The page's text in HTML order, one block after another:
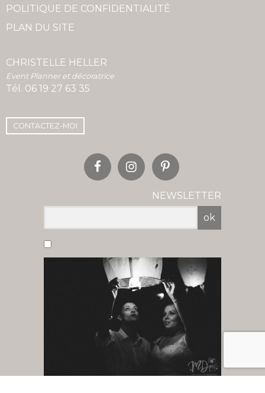
POLITIQUE DE CONFIDENTIALITÉ
PLAN DU SITE
CHRISTELLE HELLER
Event Planner et décoratrice
Tél. 06 19 27 63 35
CONTACTEZ-MOI
NEWSLETTER
ok